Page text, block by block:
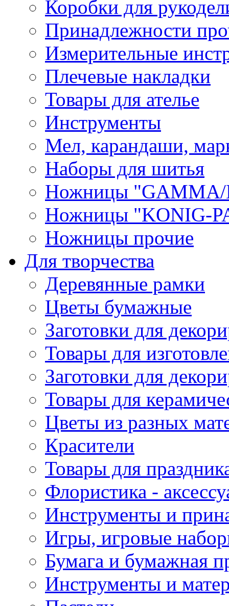
Коробки для
Принадлежности
Измерительные
Плечевые накладки
Товары для ателье
Инструменты
Мел, карандаши,
Наборы для шитья
Ножницы "GAMMA/
Ножницы "KONIG-
Ножницы прочие
Для творчества
Деревянные рамки
Цветы бумажные
Заготовки для
Товары для
Заготовки для
Товары для
Цветы из разных
Красители
Товары для
Флористика -
Инструменты и
Игры, игровые
Бумага и бумажная
Инструменты и